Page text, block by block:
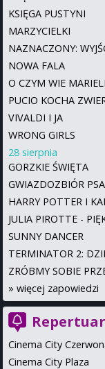
KSIĘGA PUSTYNI
MARZYCIELKI
NAZNACZONY:
NOWA FALA
O CZYM WIE
PUCIO KOCHA
VIVALDI I JA
WRONG GIRLS
28 sierpnia
GORZKIE ŚWIĘTA
GWIAZDOZBIÓR PSA
HARRY POTTER I
JULIA PIROTTE -
SUNNY DANCER
TERMINATOR 2:
ZRÓBMY SOBIE
» więcej zapowiedzi
Cinema City
Cinema City Plaza